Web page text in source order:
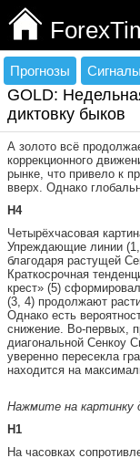
Прогнозы Сигналы
GOLD:
диктовку быков
А золото всё
коррекционного
рынке, что привело к
вверх. Однако
H4
Четырёхчасовая
Упреждающие линии (1,
благодаря растущей
Краткосрочная
крест» (5)
(3, 4) продолжают
Однако есть
снижение. Во-первых,
диагональной Сенкоу
уверенно пересекла
находится на
Нажмите на картинку
H1
На часовках